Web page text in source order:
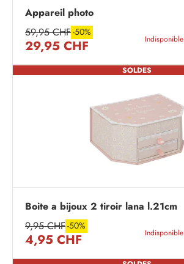
Appareil photo
59,95 CHF-50%
29,95 CHF Indisponible
SOLDES
Boite a bijoux 2 tiroir lana l.21cm
9,95 CHF-50%
4,95 CHF Indisponible